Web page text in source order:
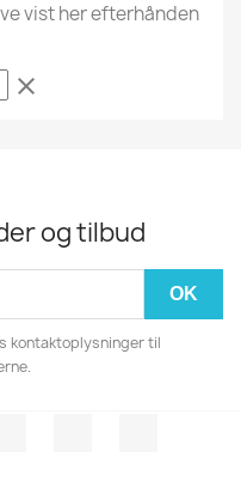
vist her efterhånden
clear
og tilbud
kontaktoplysninger til